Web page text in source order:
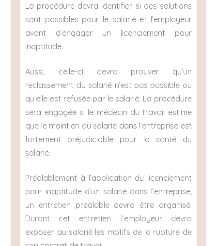
La procédure devra identifier si des solutions
sont possibles pour le salarié et l’employeur
avant d’engager un licenciement pour
inaptitude.
Aussi, celle-ci devra prouver qu’un
reclassement du salarié n’est pas possible ou
qu’elle est refusée par le salarié. La procédure
sera engagée si le médecin du travail estime
que le maintien du salarié dans l’entreprise est
fortement préjudiciable pour la santé du
salarié.
Préalablement à l’application du licenciement
pour inaptitude d’un salarié dans l’entreprise,
un entretien préalable devra être organisé.
Durant cet entretien, l’employeur devra
exposer au salarié les motifs de la rupture de